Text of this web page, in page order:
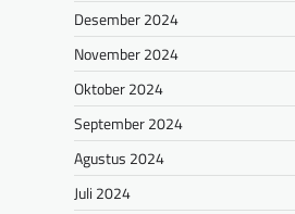
Desember 2024
November 2024
Oktober 2024
September 2024
Agustus 2024
Juli 2024